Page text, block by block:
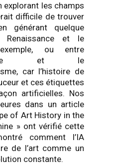
explorant les champs
difficile de trouver
générant quelque
et le
ou entre
et le
car l’histoire de
et ces étiquettes
artificielles. Nos
dans un article
of Art History in the
» ont vérifié cette
comment l’IA
de l’art comme un
constante.